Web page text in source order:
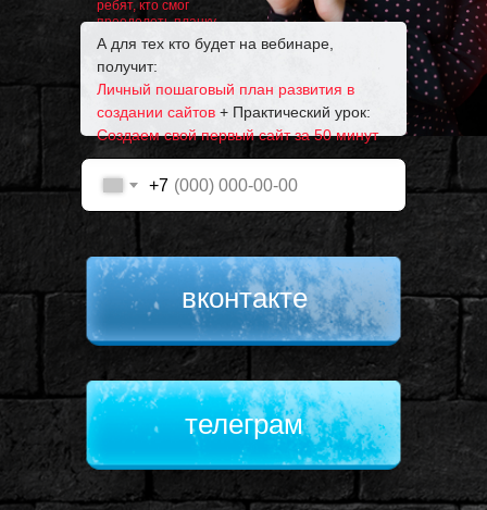
телеграм
вконтакте
+7
ребят, кто смог
преодолеть планку
в 100к+, и найдем их
секрет успеха.
А для тех кто будет на вебинаре,
получит:
Личный пошаговый план развития в
создании сайтов + Практический урок:
Создаем свой первый сайт за 50 минут